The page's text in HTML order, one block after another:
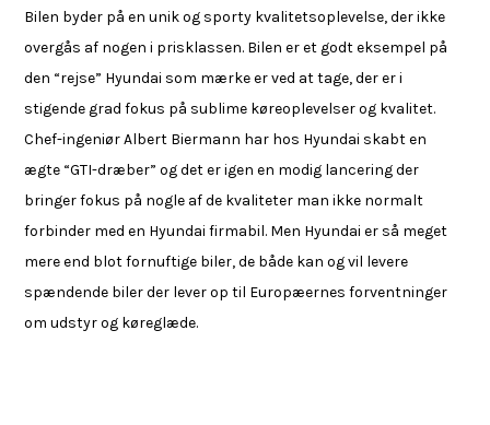
Bilen byder på en unik og sporty kvalitetsoplevelse, der ikke
overgås af nogen i prisklassen. Bilen er et godt eksempel på
den “rejse” Hyundai som mærke er ved at tage, der er i
stigende grad fokus på sublime køreoplevelser og kvalitet.
Chef-ingeniør Albert Biermann har hos Hyundai skabt en
ægte “GTI-dræber” og det er igen en modig lancering der
bringer fokus på nogle af de kvaliteter man ikke normalt
forbinder med en Hyundai firmabil. Men Hyundai er så meget
mere end blot fornuftige biler, de både kan og vil levere
spændende biler der lever op til Europæernes forventninger
om udstyr og køreglæde.